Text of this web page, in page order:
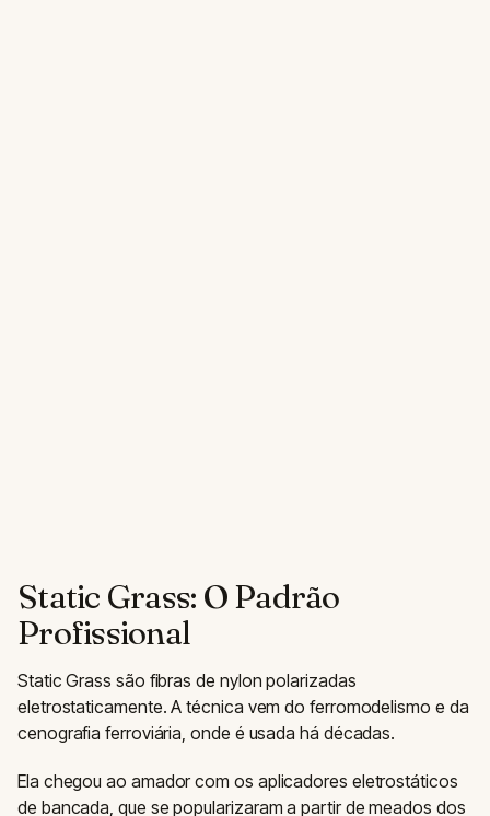
Static Grass: O Padrão
Profissional
Static Grass são fibras de nylon polarizadas
eletrostaticamente. A técnica vem do ferromodelismo e da
cenografia ferroviária, onde é usada há décadas.
Ela chegou ao amador com os aplicadores eletrostáticos
de bancada, que se popularizaram a partir de meados dos